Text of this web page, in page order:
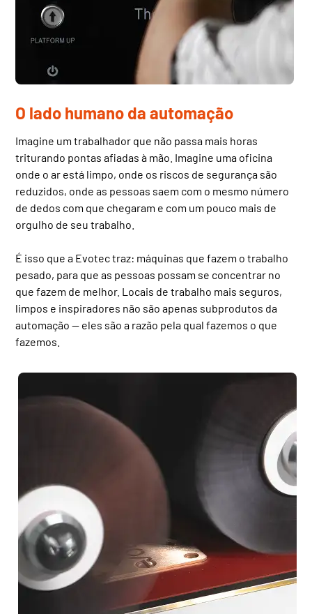
O lado humano da automação
Imagine um trabalhador que não passa mais horas
triturando pontas afiadas à mão. Imagine uma oficina
onde o ar está limpo, onde os riscos de segurança são
reduzidos, onde as pessoas saem com o mesmo número
de dedos com que chegaram e com um pouco mais de
orgulho de seu trabalho.
É isso que a Evotec traz: máquinas que fazem o trabalho
pesado, para que as pessoas possam se concentrar no
que fazem de melhor. Locais de trabalho mais seguros,
limpos e inspiradores não são apenas subprodutos da
automação — eles são a razão pela qual fazemos o que
fazemos.